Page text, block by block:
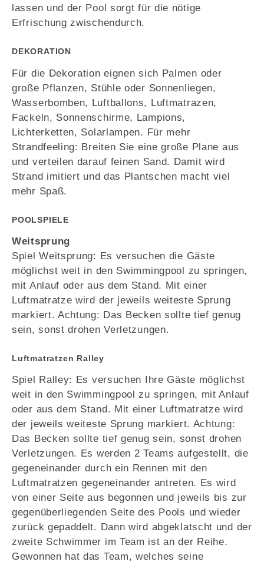
lassen und der Pool sorgt für die nötige
Erfrischung zwischendurch.
DEKORATION
Für die Dekoration eignen sich Palmen oder
große Pflanzen, Stühle oder Sonnenliegen,
Wasserbomben, Luftballons, Luftmatrazen,
Fackeln, Sonnenschirme, Lampions,
Lichterketten, Solarlampen. Für mehr
Strandfeeling: Breiten Sie eine große Plane aus
und verteilen darauf feinen Sand. Damit wird
Strand imitiert und das Plantschen macht viel
mehr Spaß.
POOLSPIELE
Weitsprung
Spiel Weitsprung: Es versuchen die Gäste
möglichst weit in den Swimmingpool zu springen,
mit Anlauf oder aus dem Stand. Mit einer
Luftmatratze wird der jeweils weiteste Sprung
markiert. Achtung: Das Becken sollte tief genug
sein, sonst drohen Verletzungen.
Luftmatratzen Ralley
Spiel Ralley: Es versuchen Ihre Gäste möglichst
weit in den Swimmingpool zu springen, mit Anlauf
oder aus dem Stand. Mit einer Luftmatratze wird
der jeweils weiteste Sprung markiert. Achtung:
Das Becken sollte tief genug sein, sonst drohen
Verletzungen. Es werden 2 Teams aufgestellt, die
gegeneinander durch ein Rennen mit den
Luftmatratzen gegeneinander antreten. Es wird
von einer Seite aus begonnen und jeweils bis zur
gegenüberliegenden Seite des Pools und wieder
zurück gepaddelt. Dann wird abgeklatscht und der
zweite Schwimmer im Team ist an der Reihe.
Gewonnen hat das Team, welches seine